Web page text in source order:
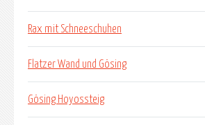
Rax mit Schneeschuhen
Flatzer Wand und Gösing
Gösing Hoyossteig